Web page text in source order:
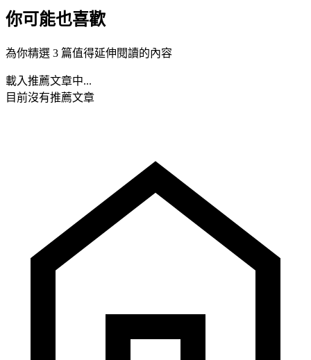
你可能也喜歡
為你精選 3 篇值得延伸閱讀的內容
載入推薦文章中...
目前沒有推薦文章